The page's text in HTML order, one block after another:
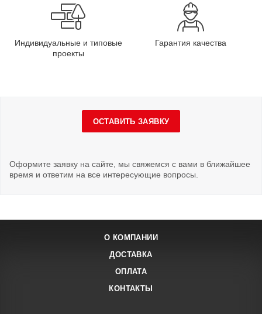
Индивидуальные и типовые
проекты
Гарантия качества
ОСТАВИТЬ ЗАЯВКУ
Оформите заявку на сайте, мы свяжемся с вами в ближайшее
время и ответим на все интересующие вопросы.
О КОМПАНИИ
ДОСТАВКА
ОПЛАТА
КОНТАКТЫ